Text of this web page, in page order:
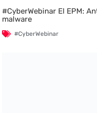
#CyberWebinar El EPM:
malware
#CyberWebinar